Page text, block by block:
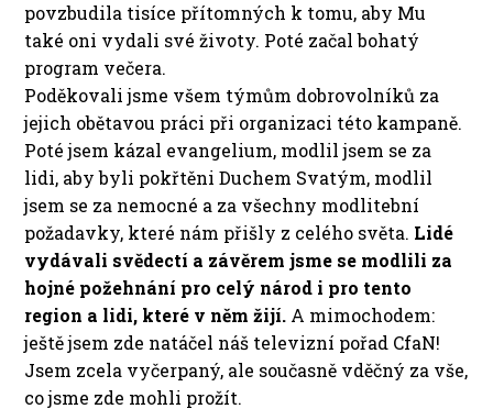
povzbudila tisíce přítomných k tomu, aby Mu
také oni vydali své životy. Poté začal bohatý
program večera.
Poděkovali jsme všem týmům dobrovolníků za
jejich obětavou práci při organizaci této kampaně.
Poté jsem kázal evangelium, modlil jsem se za
lidi, aby byli pokřtěni Duchem Svatým, modlil
jsem se za nemocné a za všechny modlitební
požadavky, které nám přišly z celého světa. Lidé
vydávali svědectí a závěrem jsme se modlili za
hojné požehnání pro celý národ i pro tento
region a lidi, které v něm žijí. A mimochodem:
ještě jsem zde natáčel náš televizní pořad CfaN!
Jsem zcela vyčerpaný, ale současně vděčný za vše,
co jsme zde mohli prožít.